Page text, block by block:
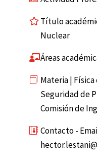
Título
Nuclear
Áreas
Materia |
Seguridad de
Comisión de
Contacto -